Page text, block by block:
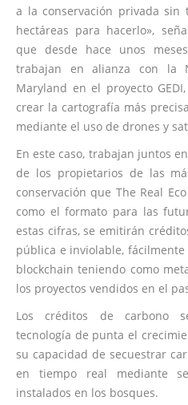
a la conservación privada
hectáreas para hacerlo»,
que desde hace unos
trabajan en alianza con la
Maryland en el proyecto
crear la cartografía más
mediante el uso de drones y
En este caso, trabajan juntos
de los propietarios de las
conservación que The Real
como el formato para las
estas cifras, se emitirán
pública e inviolable,
blockchain teniendo como
los proyectos vendidos en el
Los créditos de carbono
tecnología de punta el
su capacidad de secuestrar
en tiempo real mediante
instalados en los bosques.